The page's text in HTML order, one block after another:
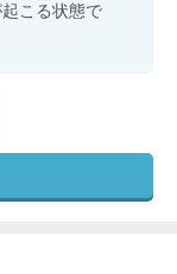
こる状態で